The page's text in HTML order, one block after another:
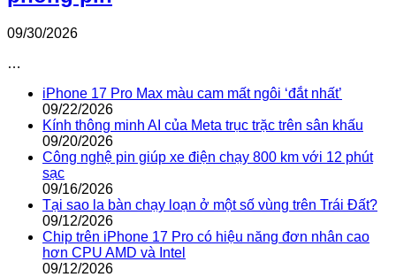
09/30/2026
…
iPhone 17 Pro Max màu cam mất ngôi ‘đắt nhất’
09/22/2026
Kính thông minh AI của Meta trục trặc trên sân khấu
09/20/2026
Công nghệ pin giúp xe điện chạy 800 km với 12 phút
sạc
09/16/2026
Tại sao la bàn chạy loạn ở một số vùng trên Trái Đất?
09/12/2026
Chip trên iPhone 17 Pro có hiệu năng đơn nhân cao
hơn CPU AMD và Intel
09/12/2026